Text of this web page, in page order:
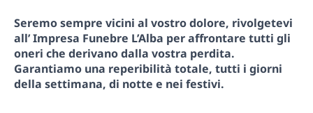
Seremo sempre vicini al vostro dolore, rivolgetevi
all’ Impresa Funebre L’Alba per affrontare tutti gli
oneri che derivano dalla vostra perdita.
Garantiamo una reperibilità totale, tutti i giorni
della settimana, di notte e nei festivi.